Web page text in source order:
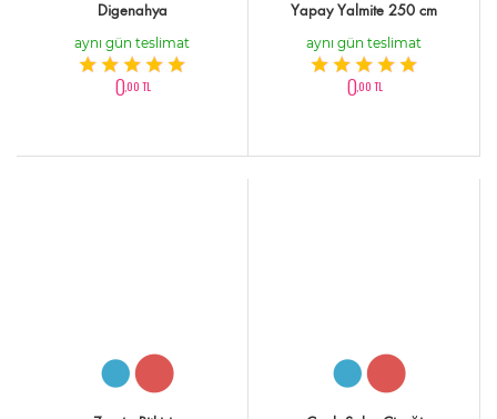
Digenahya
aynı gün teslimat
0,00 TL
Yapay Yalmite 250 cm
aynı gün teslimat
0,00 TL